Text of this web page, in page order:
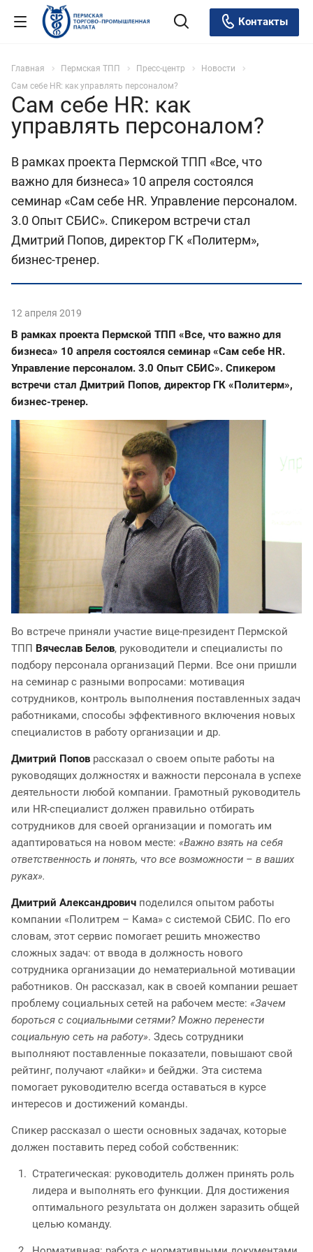
Контакты
Главная Пермская ТПП Пресс-центр
Новости
Сам себе HR: как управлять персоналом?
Сам себе HR: как
управлять персоналом?
В рамках проекта Пермской ТПП «Все, что
важно для бизнеса» 10 апреля состоялся
семинар «Сам себе HR. Управление персоналом.
3.0 Опыт СБИС». Спикером встречи стал
Дмитрий Попов, директор ГК «Политерм»,
бизнес-тренер.
12 апреля 2019
В рамках проекта Пермской ТПП «Все, что важно для
бизнеса» 10 апреля состоялся семинар «Сам себе HR.
Управление персоналом. 3.0 Опыт СБИС». Спикером
встречи стал Дмитрий Попов, директор ГК «Политерм»,
бизнес-тренер.
Во встрече приняли участие вице-президент Пермской
ТПП Вячеслав Белов, руководители и специалисты по
подбору персонала организаций Перми. Все они пришли
на семинар с разными вопросами: мотивация
сотрудников, контроль выполнения поставленных задач
работниками, способы эффективного включения новых
специалистов в работу организации и др.
Дмитрий Попов рассказал о своем опыте работы на
руководящих должностях и важности персонала в успехе
деятельности любой компании. Грамотный руководитель
или HR-специалист должен правильно отбирать
сотрудников для своей организации и помогать им
адаптироваться на новом месте: «Важно взять на себя
ответственность и понять, что все возможности – в ваших
руках».
Дмитрий Александрович поделился опытом работы
компании «Политрем – Кама» с системой СБИС. По его
словам, этот сервис помогает решить множество
сложных задач: от ввода в должность нового
сотрудника организации до нематериальной мотивации
работников. Он рассказал, как в своей компании решает
проблему социальных сетей на рабочем месте: «Зачем
бороться с социальными сетями? Можно перенести
социальную сеть на работу». Здесь сотрудники
выполняют поставленные показатели, повышают свой
рейтинг, получают «лайки» и бейджи. Эта система
помогает руководителю всегда оставаться в курсе
интересов и достижений команды.
Спикер рассказал о шести основных задачах, которые
должен поставить перед собой собственник:
Стратегическая: руководитель должен принять роль
лидера и выполнять его функции. Для достижения
оптимального результата он должен заразить общей
целью команду.